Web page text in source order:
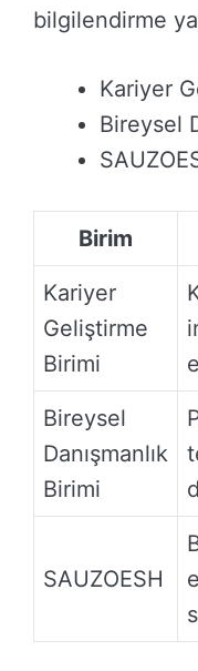
bilgilendirme
Kariyer
Bireysel
Birim
Kariyer
Geliştirme
Birimi
Bireysel
Danışmanlık
Birimi
SAUZOESH